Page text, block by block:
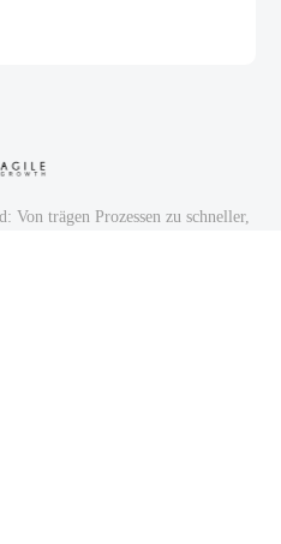
Von trägen Prozessen zu schneller,